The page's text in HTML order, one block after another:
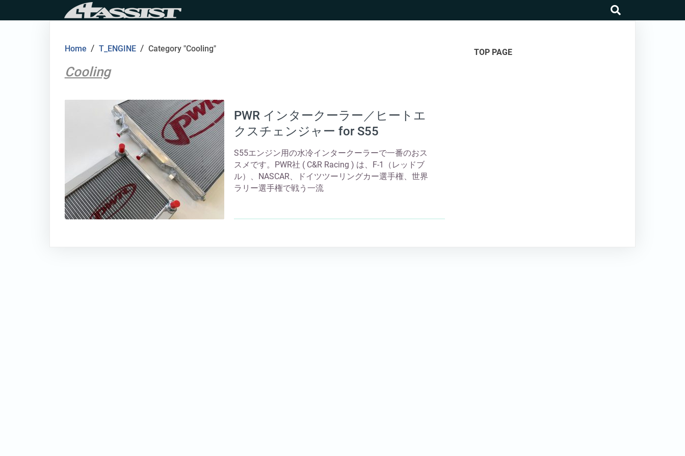
to
Home / T_ENGINE / Category "Cooling"
Cooling
PWR インタークーラー／ヒートエ
クスチェンジャー for S55
S55エンジン用の水冷インタークーラーで一番のおス
スメです。PWR社 ( C&R Racing ) は、F-1（レッドブ
ル）、NASCAR、ドイツツーリングカー選手権、世界
ラリー選手権で戦う一流
TOP PAGE